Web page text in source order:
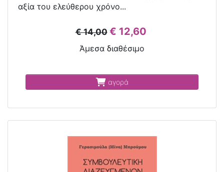
αξία του ελεύθερου χρόνο...
€ 14,00 € 12,60
Άμεσα διαθέσιμο
αγορά